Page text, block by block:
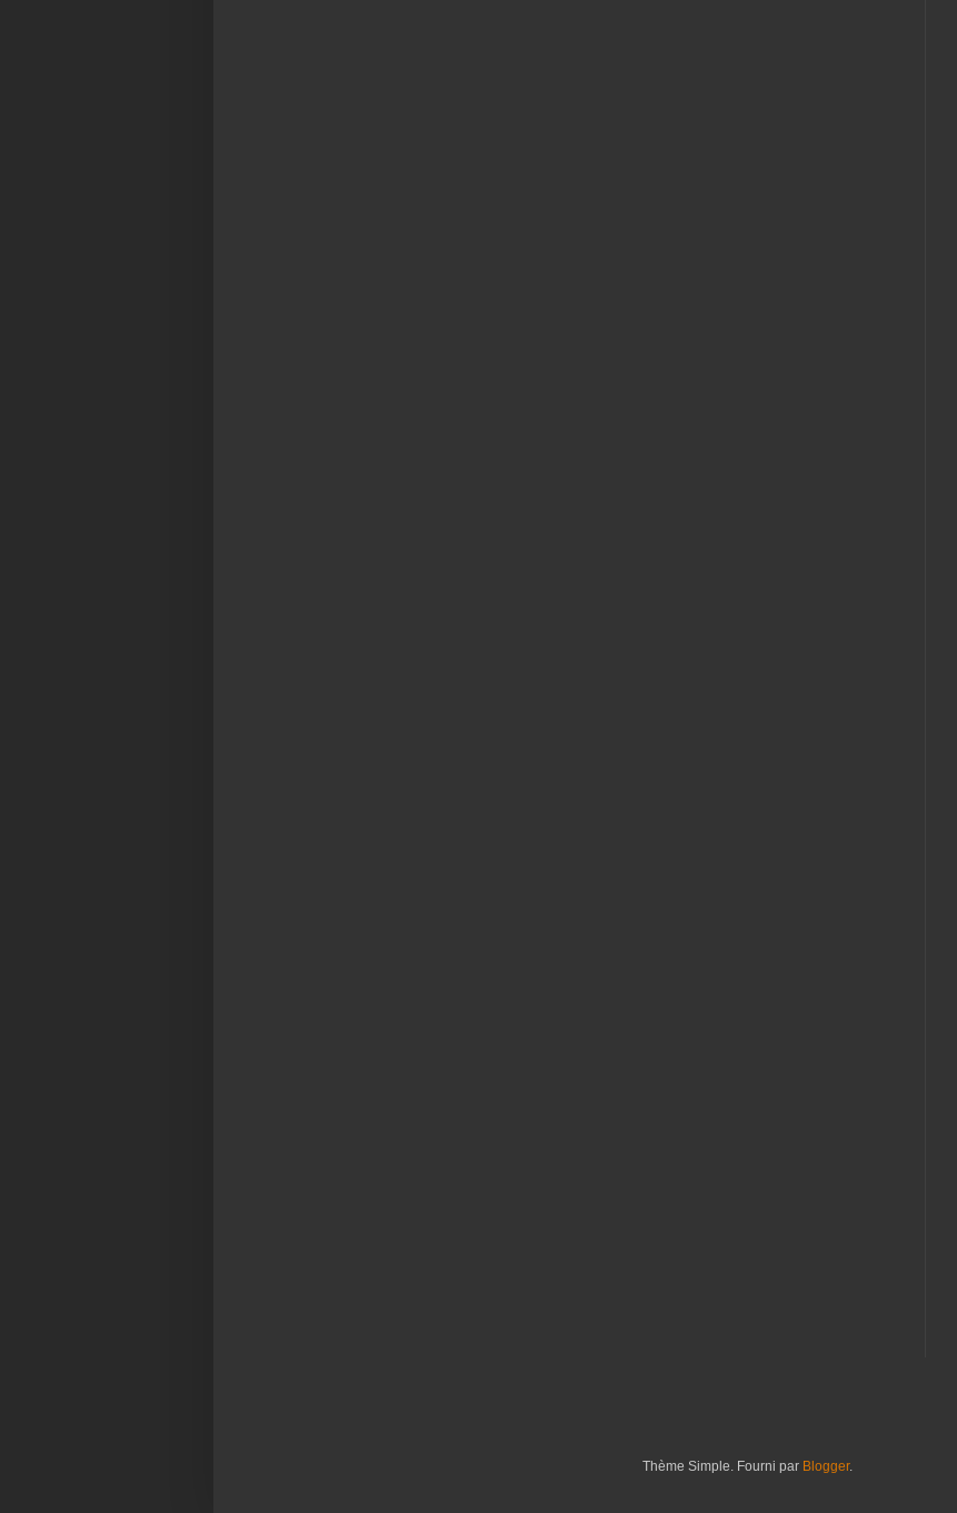
Thème Simple. Fourni par Blogger.